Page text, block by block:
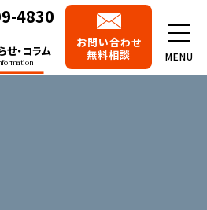
4830
せ・コラム
お問い合わせ
無料相談
MENU